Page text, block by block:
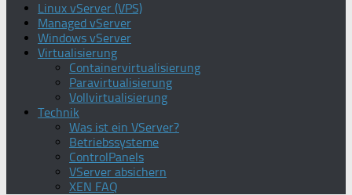
Linux vServer (VPS)
Managed vServer
Windows vServer
Virtualisierung
Containervirtualisierung
Paravirtualisierung
Vollvirtualisierung
Technik
Was ist ein VServer?
Betriebssysteme
ControlPanels
VServer absichern
XEN FAQ